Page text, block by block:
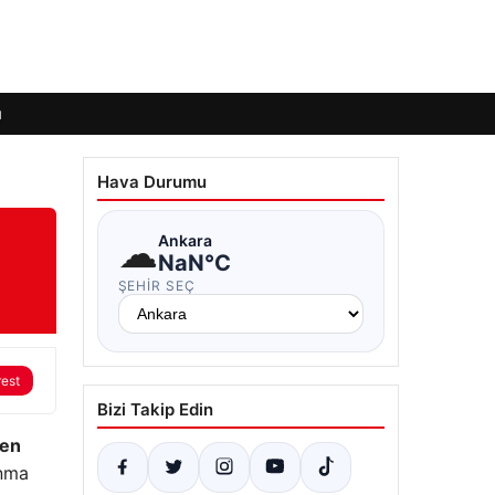
Hava Durumu
☁Ankara
NaN°C
ŞEHIR SEÇ
Bizi Takip Edin